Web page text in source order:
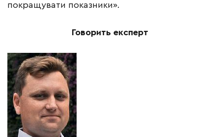
покращувати показники».
Говорить експерт